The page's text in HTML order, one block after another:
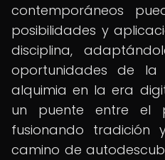
contemporáneos
posibilidades y
disciplina,
oportunidades de la
alquimia en la era
un puente entre el
fusionando tradición
camino de